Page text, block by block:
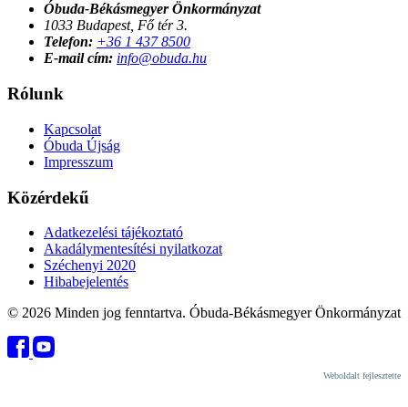
Óbuda-Békásmegyer Önkormányzat
1033 Budapest, Fő tér 3.
Telefon: +36 1 437 8500
E-mail cím: info@obuda.hu
Rólunk
Kapcsolat
Óbuda Újság
Impresszum
Közérdekű
Adatkezelési tájékoztató
Akadálymentesítési nyilatkozat
Széchenyi 2020
Hibabejelentés
© 2026 Minden jog fenntartva. Óbuda-Békásmegyer Önkormányzat
Weboldalt fejlesztette